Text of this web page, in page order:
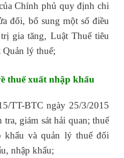
Chính phủ quy định chi
đổi, bổ sung một số điều
gia tăng, Luật Thuế tiêu
Quản lý thuế;
thuế xuất nhập khẩu
TT-BTC ngày 25/3/2015
giám sát hải quan; thuế
khẩu và quản lý thuế đối
nhập khẩu;